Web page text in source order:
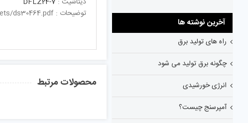
توضیحات : https://www.diodes.com/assets/Datasheets/ds30464.pdf
محصولات مرتبط
آخرین نوشته ها
راه های تولید برق
چگونه برق تولید می شود
انرژی خورشیدی
آمپرسنج چیست؟